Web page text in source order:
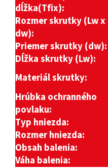
dĺžka(Tfix):
Rozmer skrutky (Lw x
dw):
Priemer skrutky (dw):
Dĺžka skrutky (Lw):
Materiál skrutky:
Hrúbka ochranného
povlaku:
Typ hniezda:
Rozmer hniezda:
Obsah balenia:
Váha balenia: